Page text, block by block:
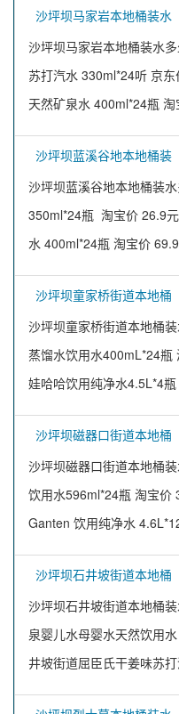
沙坪坝马家岩本地桶装水
沙坪坝马家岩本地桶装水
苏打汽水 330ml*24听 京
天然矿泉水 400ml*24瓶
沙坪坝蓝溪谷地本地桶装
沙坪坝蓝溪谷地本地桶装
350ml*24瓶 淘宝价 26.9
水 400ml*24瓶 淘宝价
沙坪坝童家桥街道本地桶
沙坪坝童家桥街道本地桶
蒸馏水饮用水400mL*24瓶
娃哈哈饮用纯净水4.5L*4
沙坪坝磁器口街道本地桶
沙坪坝磁器口街道本地桶
饮用水596ml*24瓶 淘宝价
Ganten 饮用纯净水
沙坪坝石井坡街道本地桶
沙坪坝石井坡街道本地桶
泉婴儿水母婴水天然饮用
井坡街道屈臣氏干姜味苏